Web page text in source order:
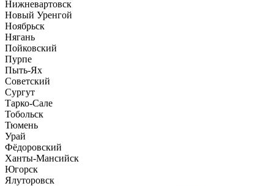
Нижневартовск
Новый Уренгой
Ноябрьск
Нягань
Пойковский
Пурпе
Пыть-Ях
Советский
Сургут
Тарко-Сале
Тобольск
Тюмень
Урай
Фёдоровский
Ханты-Мансийск
Югорск
Ялуторовск